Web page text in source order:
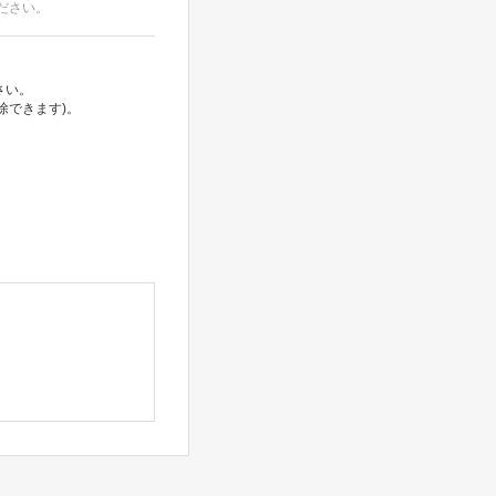
い。
。
きます)。